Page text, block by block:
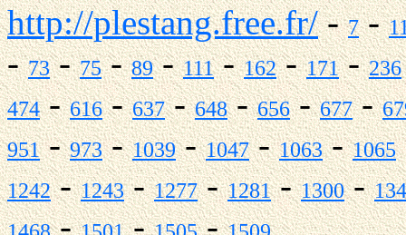
http://plestang.free.fr/-7-
-73-75-89-111-162-171-236
474-616-637-648-656-677-
951-973-1039-1047-1063-1065
1242-1243-1277-1281-1300-
- - -